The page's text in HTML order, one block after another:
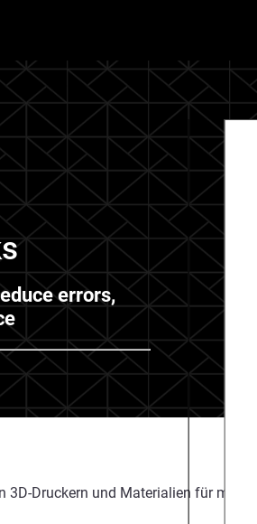
errors,
Druckern und Materialien für